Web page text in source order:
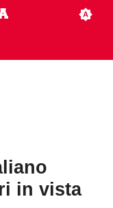
in vista